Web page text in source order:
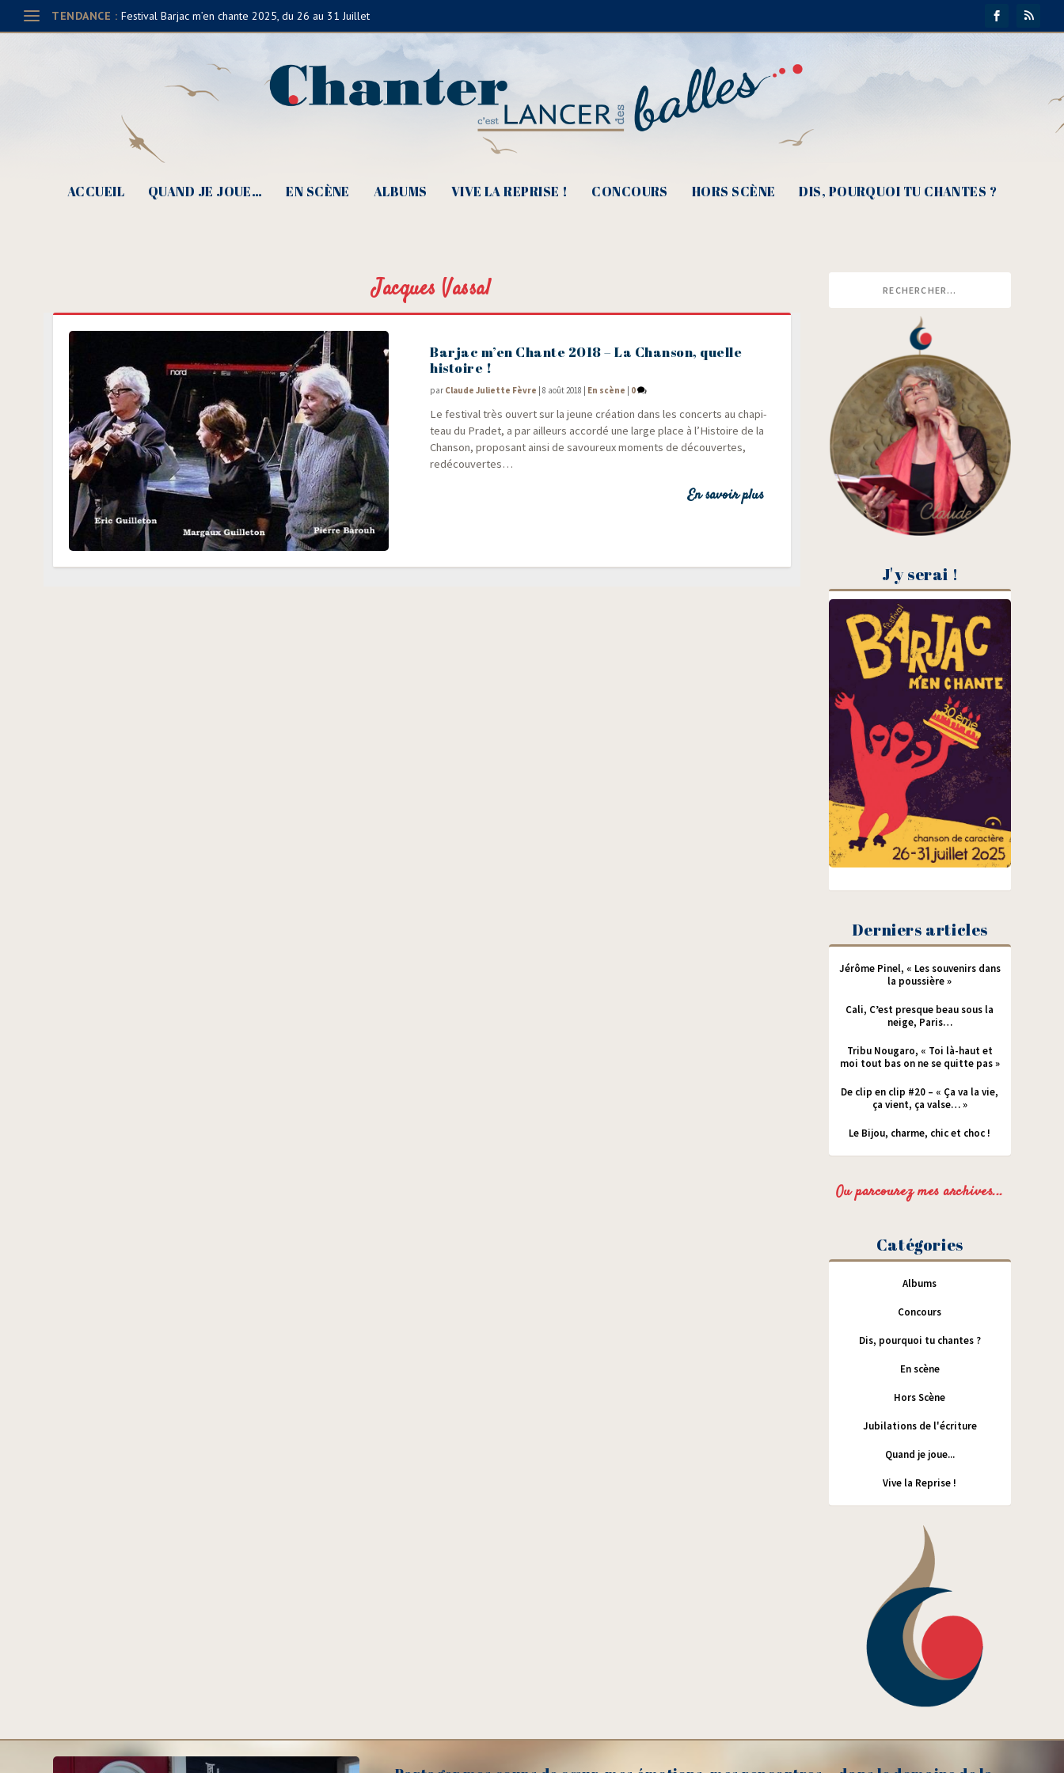
TENDANCE : Festival Barjac m’en chante 2025, du 26 au 31 Juillet
ACCUEIL QUAND JE JOUE… EN SCÈNE ALBUMS VIVE LA REPRISE ! CONCOURS HORS SCÈNE DIS, POURQUOI TU CHANTES ?
Jacques Vassal
Barjac m’en Chante 2018 – La Chanson, quelle
histoire !
par Claude Juliette Fèvre |8 août 2018 En scène 0
Le fes­ti­val très ouvert sur la jeune créa­tion dans les concerts au cha­pi­
teau du Pra­det, a par ailleurs accor­dé une large place à l’Histoire de la
Chan­son, pro­po­sant ain­si de savou­reux moments de décou­vertes,
redécouvertes…
En savoir plus
J'y serai !
Derniers articles
Jérôme Pinel, « Les souvenirs dans
la poussière »
Cali, C’est presque beau sous la
neige, Paris…
Tribu Nougaro, « Toi là-haut et
moi tout bas on ne se quitte pas »
De clip en clip #20 – « Ça va la vie,
ça vient, ça valse… »
Le Bijou, charme, chic et choc !
Ou parcourez mes archives...
Catégories
Albums
Concours
Dis, pourquoi tu chantes ?
En scène
Hors Scène
Jubilations de l'écriture
Quand je joue...
Vive la Reprise !